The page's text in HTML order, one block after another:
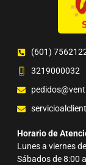
(601)
3219000032
Horario de
Lunes a viernes
Sábados de 8:00